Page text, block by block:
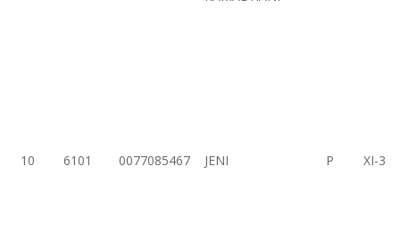
10 6101 0077085467 JENI P XI-3